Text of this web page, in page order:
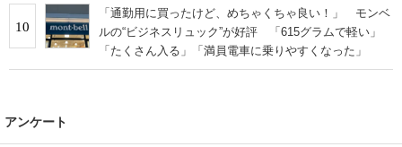
10
「通勤用に買ったけど、めちゃくちゃ良い！」 モンベ
ルの“ビジネスリュック”が好評 「615グラムで軽い」
「たくさん入る」「満員電車に乗りやすくなった」
アンケート